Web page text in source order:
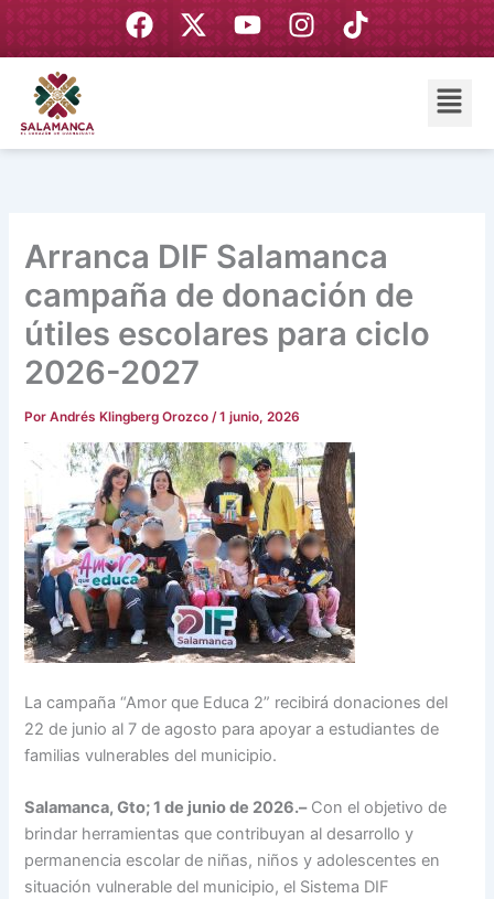
al
F
a
X
-
r
Y
o
I
n
m
T
i
Menú
Arranca DIF Salamanca
campaña de donación de
útiles escolares para ciclo
2026-2027
PorAndrés Klingberg Orozco/1 junio, 2026
La campaña “Amor que Educa 2” recibirá donaciones del
22 de junio al 7 de agosto para apoyar a estudiantes de
familias vulnerables del municipio.
Salamanca, Gto; 1 de junio de 2026.–Con el objetivo de
brindar herramientas que contribuyan al desarrollo y
permanencia escolar de niñas, niños y adolescentes en
situación vulnerable del municipio, el Sistema DIF